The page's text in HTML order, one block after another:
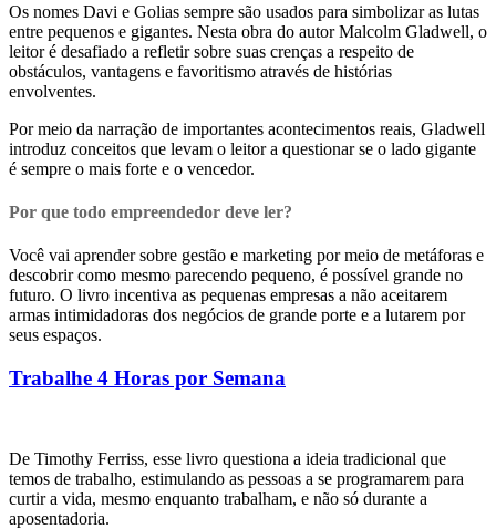
Os nomes Davi e Golias sempre são usados para simbolizar as lutas
entre pequenos e gigantes. Nesta obra do autor Malcolm Gladwell, o
leitor é desafiado a refletir sobre suas crenças a respeito de
obstáculos, vantagens e favoritismo através de histórias
envolventes.
Por meio da narração de importantes acontecimentos reais, Gladwell
introduz conceitos que levam o leitor a questionar se o lado gigante
é sempre o mais forte e o vencedor.
Por que todo empreendedor deve ler?
Você vai aprender sobre gestão e marketing por meio de metáforas e
descobrir como mesmo parecendo pequeno, é possível grande no
futuro. O livro incentiva as pequenas empresas a não aceitarem
armas intimidadoras dos negócios de grande porte e a lutarem por
seus espaços.
Trabalhe 4 Horas por Semana
De Timothy Ferriss, esse livro questiona a ideia tradicional que
temos de trabalho, estimulando as pessoas a se programarem para
curtir a vida, mesmo enquanto trabalham, e não só durante a
aposentadoria.